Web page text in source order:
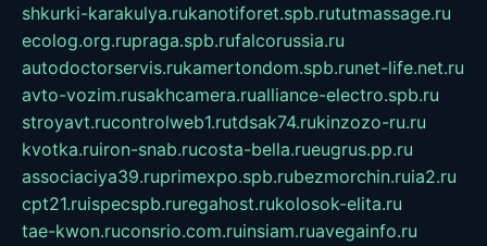
shkurki-karakulya.rukanotiforet.spb.rututmassage.ru
ecolog.org.rupraga.spb.rufalcorussia.ru
autodoctorservis.rukamertondom.spb.runet-life.net.ru
avto-vozim.rusakhcamera.rualliance-electro.spb.ru
stroyavt.rucontrolweb1.rutdsak74.rukinzozo-ru.ru
kvotka.ruiron-snab.rucosta-bella.rueugrus.pp.ru
associaciya39.ruprimexpo.spb.rubezmorchin.ruia2.ru
cpt21.ruispecspb.ruregahost.rukolosok-elita.ru
tae-kwon.ruconsrio.com.ruinsiam.ruavegainfo.ru